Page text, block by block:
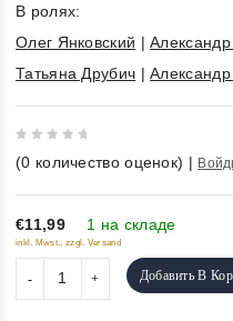
В ролях:
Олег Янковский |
Татьяна Друбич |
out
of
5
(0 количество оценок) |
€11,99 1 на складе
inkl. Mwst., zzgl. Versand
Добавить В